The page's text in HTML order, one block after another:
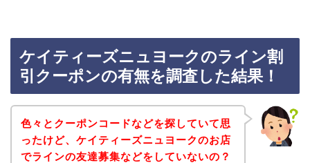
ケイティーズニュヨークのライン割
引クーポンの有無を調査した結果！
色々とクーポンコードなどを探していて思
ったけど、ケイティーズニュヨークのお店
でラインの友達募集などをしていないの？